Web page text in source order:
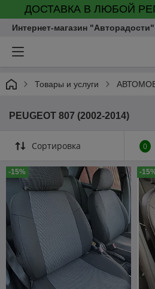
ДОСТАВКА В ЛЮБОЙ
Интернет-магазин "Авторадости"
Товары и услуги
PEUGEOT 807 (2002-2014)
Сортировка 0
-15% -